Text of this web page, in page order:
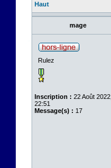
Haut
mage
Rulez
Inscription : 22 Août 2022,
22:51
Message(s) : 17